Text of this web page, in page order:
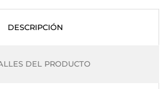
DESCRIPCIÓN
DEL PRODUCTO